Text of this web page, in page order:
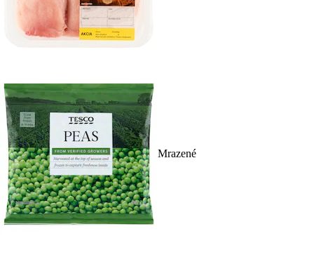
Mrazené